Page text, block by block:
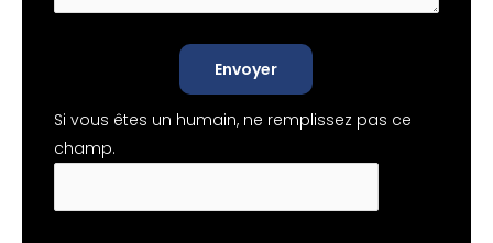
Envoyer
Si vous êtes un humain, ne remplissez pas ce
champ.